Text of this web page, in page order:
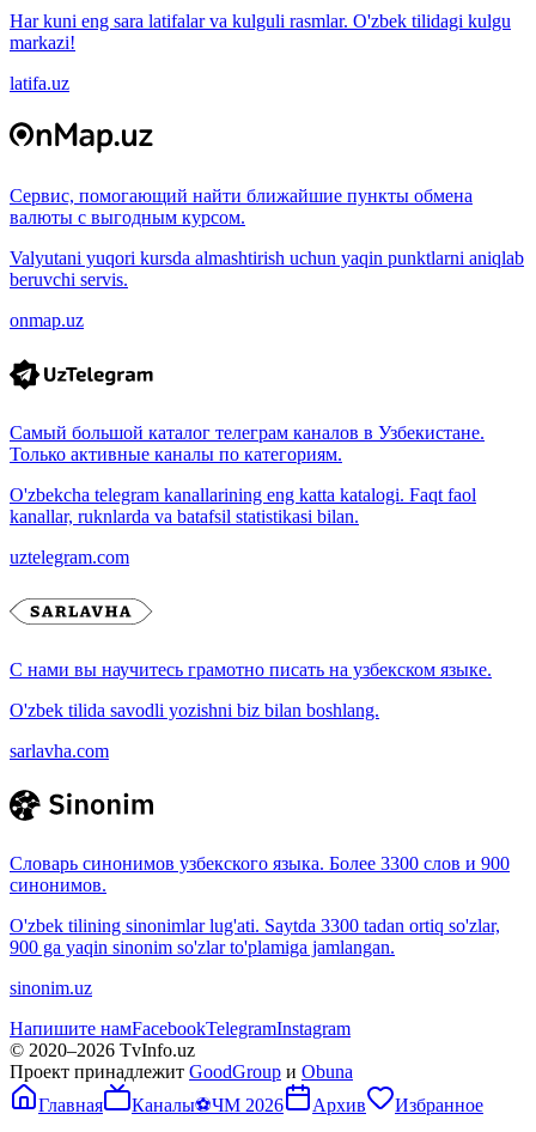
Har kuni eng sara latifalar va kulguli rasmlar. O'zbek tilidagi kulgu
markazi!
latifa.uz
Сервис, помогающий найти ближайшие пункты обмена
валюты с выгодным курсом.
Valyutani yuqori kursda almashtirish uchun yaqin punktlarni aniqlab
beruvchi servis.
onmap.uz
Самый большой каталог телеграм каналов в Узбекистане.
Только активные каналы по категориям.
O'zbekcha telegram kanallarining eng katta katalogi. Faqt faol
kanallar, ruknlarda va batafsil statistikasi bilan.
uztelegram.com
С нами вы научитесь грамотно писать на узбекском языке.
O'zbek tilida savodli yozishni biz bilan boshlang.
sarlavha.com
Словарь синонимов узбекского языка. Более 3300 слов и 900
синонимов.
O'zbek tilining sinonimlar lug'ati. Saytda 3300 tadan ortiq so'zlar,
900 ga yaqin sinonim so'zlar to'plamiga jamlangan.
sinonim.uz
Напишите намFacebookTelegramInstagram
© 2020–2026 TvInfo.uz
Проект принадлежит GoodGroup и Obuna
Главная
Каналы⚽ЧМ 2026 Архив Избранное